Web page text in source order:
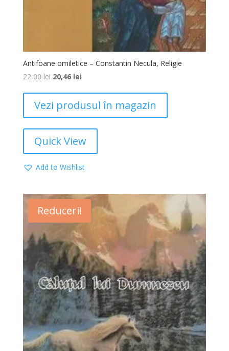
Antifoane omiletice – Constantin Necula, Religie
22,00lei 20,46 lei
Vezi produsul în magazin
Quick View
Add to Wishlist
Reduceri!